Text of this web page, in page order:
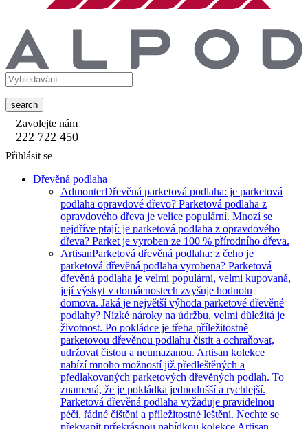
search
Zavolejte nám
222 722 450
Přihlásit se
Dřevěná podlaha
AdmonterDřevěná parketová podlaha: je parketová
podlaha opravdové dřevo? Parketová podlaha z
opravdového dřeva je velice populární. Mnozí se
nejdříve ptají: je parketová podlaha z opravdového
dřeva? Parket je vyroben ze 100 % přírodního dřeva.
ArtisanParketová dřevěná podlaha: z čeho je
parketová dřevěná podlaha vyrobena? Parketová
dřevěná podlaha je velmi populární, velmi kupovaná,
její výskyt v domácnostech zvyšuje hodnotu
domova. Jaká je největší výhoda parketové dřevěné
podlahy? Nízké nároky na údržbu, velmi důležitá je
životnost. Po pokládce je třeba příležitostně
parketovou dřevěnou podlahu čistit a ochraňovat,
udržovat čistou a neumazanou. Artisan kolekce
nabízí mnoho možností již předleštěných a
předlakovaných parketových dřevěných podlah. To
znamená, že je pokládka jednodušší a rychlejší.
Parketová dřevěná podlaha vyžaduje pravidelnou
péči, řádné čištění a příležitostné leštění. Nechte se
překvapit prřekrásnou nabídkou kolekce Artisan.